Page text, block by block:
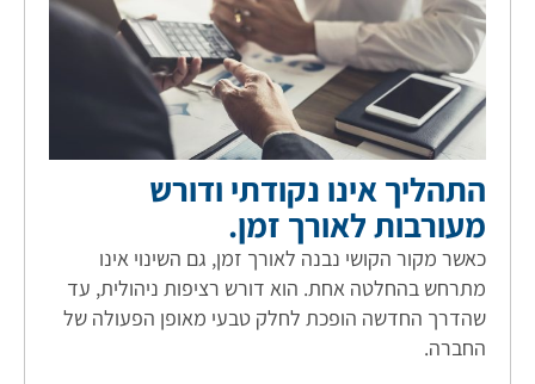
התהליך אינו נקודתי ודורש
מעורבות לאורך זמן.
כאשר מקור הקושי נבנה לאורך זמן, גם השינוי אינו
מתרחש בהחלטה אחת. הוא דורש רציפות ניהולית, עד
שהדרך החדשה הופכת לחלק טבעי מאופן הפעולה של
החברה.